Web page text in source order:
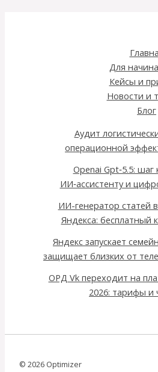
Для
Кейсы и
Новости и
Блог
Аудит
операционной
Openai Gpt‑5.5:
ИИ‑ассистенту и
ИИ-генератор статей
Яндекса: бесплатный
Яндекс запускает
защищает близких от
ОРД Vk переходит на
2026: тарифы и
© 2026 Optimizer